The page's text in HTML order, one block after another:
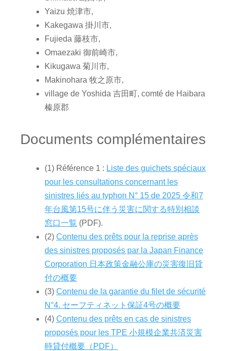
Yaizu 焼津市,
Kakegawa 掛川市,
Fujieda 藤枝市,
Omaezaki 御前崎市,
Kikugawa 菊川市,
Makinohara 牧之原市,
village de Yoshida 吉田町, comté de Haibara
榛原郡
Documents complémentaires
(1) Référence 1 : Liste des guichets spéciaux
pour les consultations concernant les
sinistres liés au typhon N° 15 de 2025 令和7
年台風第15号に伴う災害に関する特別相談
窓口一覧 (PDF).
(2) Contenu des prêts pour la reprise après
des sinistres proposés par la Japan Finance
Corporation 日本政策金融公庫の災害復旧貸
付の概要
(3) Contenu de la garantie du filet de sécurité
N°4. セーフティネット保証4号の概要
(4) Contenu des prêts en cas de sinistres
proposés pour les TPE 小規模企業共済災害
時貸付概要（PDF）